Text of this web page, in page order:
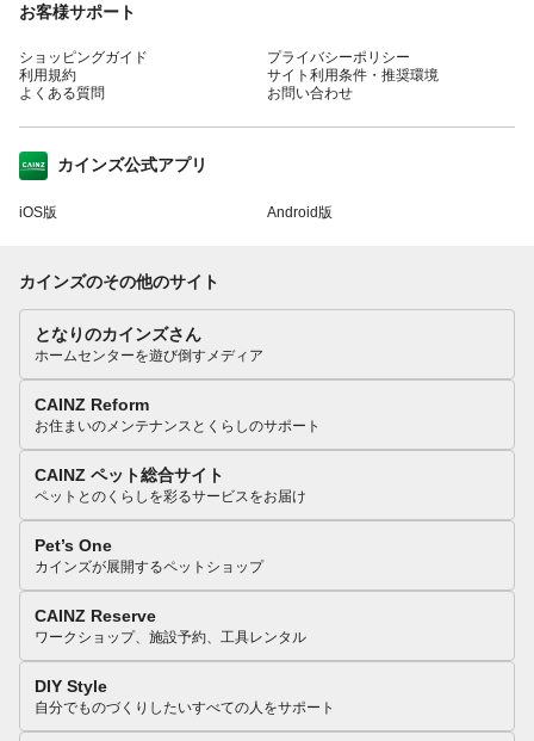
お客様サポート
ショッピングガイド
利用規約
よくある質問
プライバシーポリシー
サイト利用条件・推奨環境
お問い合わせ
カインズ公式アプリ
iOS版 Android版
カインズのその他のサイト
となりのカインズさん
ホームセンターを遊び倒すメディア
CAINZ Reform
お住まいのメンテナンスとくらしのサポート
CAINZ ペット総合サイト
ペットとのくらしを彩るサービスをお届け
Pet’s One
カインズが展開するペットショップ
CAINZ Reserve
ワークショップ、施設予約、工具レンタル
DIY Style
自分でものづくりしたいすべての人をサポート